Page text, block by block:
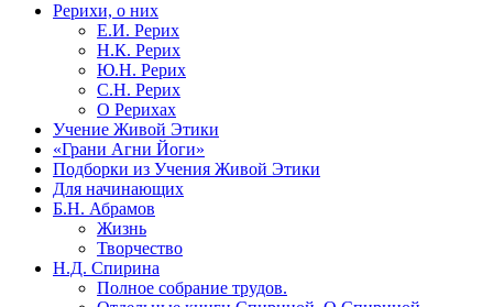
Рерихи, о них
Е.И. Рерих
Н.К. Рерих
Ю.Н. Рерих
С.Н. Рерих
О Рерихах
Учение Живой Этики
«Грани Агни Йоги»
Подборки из Учения Живой Этики
Для начинающих
Б.Н. Абрамов
Жизнь
Творчество
Н.Д. Спирина
Полное собрание трудов.